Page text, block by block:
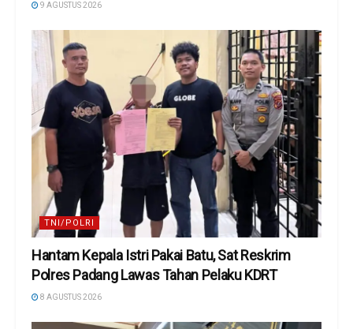
9 AGUSTUS 2026
TNI/POLRI
Hantam Kepala Istri Pakai Batu, Sat Reskrim
Polres Padang Lawas Tahan Pelaku KDRT
8 AGUSTUS 2026